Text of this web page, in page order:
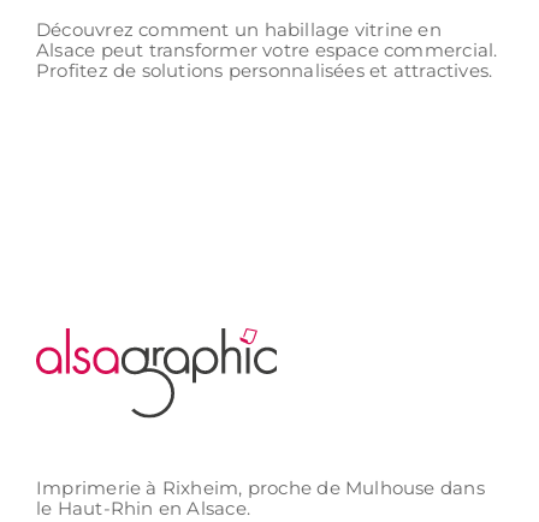
Découvrez comment un habillage vitrine en
Alsace peut transformer votre espace commercial.
Profitez de solutions personnalisées et attractives.
Imprimerie à Rixheim, proche de Mulhouse dans
le Haut-Rhin en Alsace.